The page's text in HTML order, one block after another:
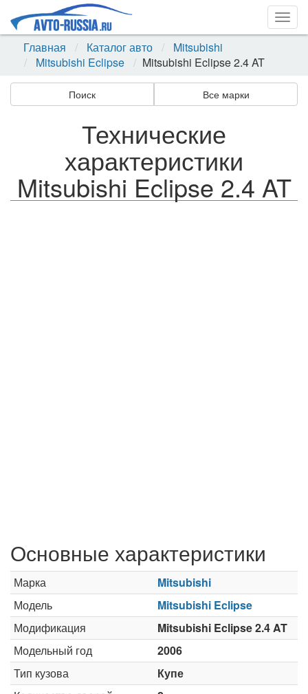
Главная
Каталог авто
Mitsubishi
Mitsubishi Eclipse
Mitsubishi Eclipse 2.4 AT
Поиск Все марки
Технические
характеристики
Mitsubishi Eclipse 2.4 AT
Основные характеристики
Марка
Mitsubishi
Модель
Mitsubishi Eclipse
Модификация
Mitsubishi Eclipse 2.4 AT
Модельный год
2006
Тип кузова
Купе